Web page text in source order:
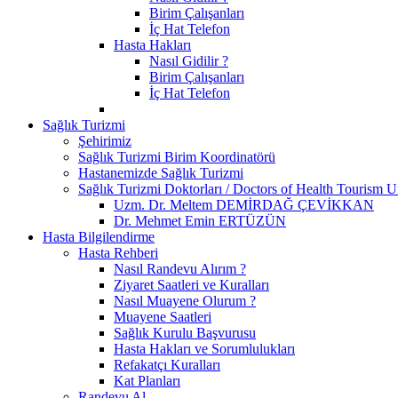
Birim Çalışanları
İç Hat Telefon
Hasta Hakları
Nasıl Gidilir ?
Birim Çalışanları
İç Hat Telefon
Sağlık Turizmi
Şehirimiz
Sağlık Turizmi Birim Koordinatörü
Hastanemizde Sağlık Turizmi
Sağlık Turizmi Doktorları / Doctors of Health Tourism
Uzm. Dr. Meltem DEMİRDAĞ ÇEVİKKAN
Dr. Mehmet Emin ERTÜZÜN
Hasta Bilgilendirme
Hasta Rehberi
Nasıl Randevu Alırım ?
Ziyaret Saatleri ve Kuralları
Nasıl Muayene Olurum ?
Muayene Saatleri
Sağlık Kurulu Başvurusu
Hasta Hakları ve Sorumlulukları
Refakatçı Kuralları
Kat Planları